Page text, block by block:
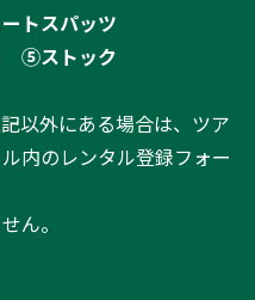
トスパッツ
⑤ストック
以外にある場合は、ツア
内のレンタル登録フォー
ん。